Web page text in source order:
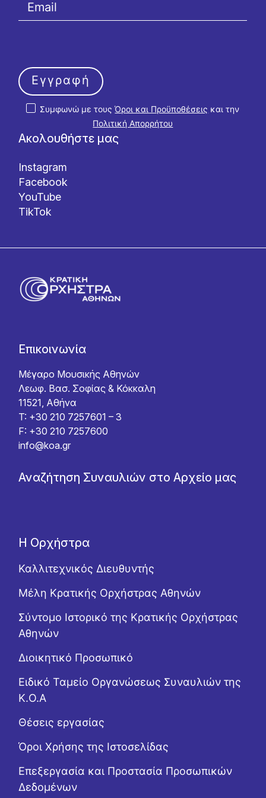
Ακολουθήστε μας
Instagram
Facebook
YouTube
TikTok
Συμφωνώ με τουςΌροι και Προϋποθέσεις και την
Πολιτική Απορρήτου
Εγγραφή
Επικοινωνία
Μέγαρο Μουσικής Αθηνών
Λεωφ. Βασ. Σοφίας & Κόκκαλη
11521, Αθήνα
T: +30 210 7257601 – 3
F: +30 210 7257600
info@koa.gr
Αναζήτηση Συναυλιών στο Αρχείο μας
Η Ορχήστρα
Καλλιτεχνικός Διευθυντής
Μέλη Κρατικής Ορχήστρας Αθηνών
Σύντομο Ιστορικό της Κρατικής Ορχήστρας
Αθηνών
Διοικητικό Προσωπικό
Ειδικό Ταμείο Οργανώσεως Συναυλιών της
Κ.Ο.Α
Θέσεις εργασίας
Όροι Χρήσης της Ιστοσελίδας
Επεξεργασία και Προστασία Προσωπικών
Δεδομένων